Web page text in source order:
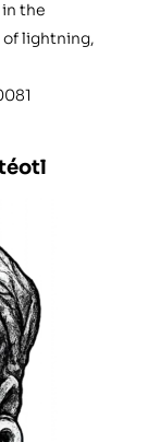
the
of lightning,